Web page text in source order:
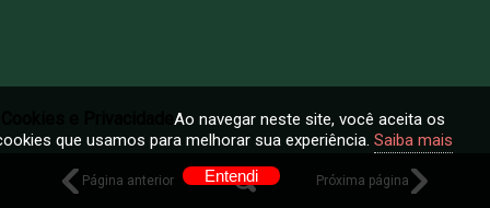
Página anterior Próxima página
Ao navegar neste site, você aceita os
que usamos para melhorar sua experiência. Saiba mais
Entendi